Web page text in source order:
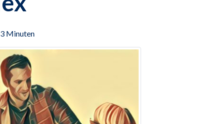
3 Minuten